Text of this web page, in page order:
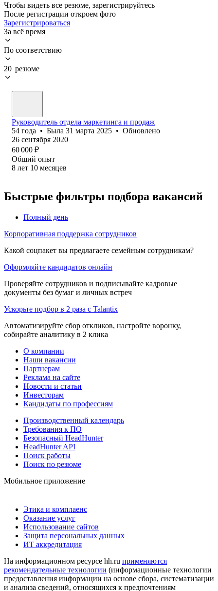
Чтобы видеть все резюме, зарегистрируйтесь
После регистрации откроем фото
Зарегистрироваться
За всё время
По соответствию
20 резюме
Руководитель отдела маркетинга и продаж
54 года • Была 31 марта 2025 • Обновлено
26 сентября 2020
60 000 ₽
Общий опыт
8 лет 10 месяцев
Быстрые фильтры подбора вакансий
Полный день
Корпоративная поддержка сотрудников
Какой соцпакет вы предлагаете семейным сотрудникам?
Оформляйте кандидатов онлайн
Проверяйте сотрудников и подписывайте кадровые
документы без бумаг и личных встреч
Ускорьте подбор в 2 раза с Talantix
Автоматизируйте сбор откликов, настройте воронку,
собирайте аналитику в 2 клика
О компании
Наши вакансии
Партнерам
Реклама на сайте
Новости и статьи
Инвесторам
Кандидаты по профессиям
Производственный календарь
Требования к ПО
Безопасный HeadHunter
HeadHunter API
Поиск работы
Поиск по резюме
Мобильное приложение
Этика и комплаенс
Оказание услуг
Использование сайтов
Защита персональных данных
ИТ аккредитация
На информационном ресурсе hh.ru применяются
рекомендательные технологии (информационные технологии
предоставления информации на основе сбора, систематизации
и анализа сведений, относящихся к предпочтениям